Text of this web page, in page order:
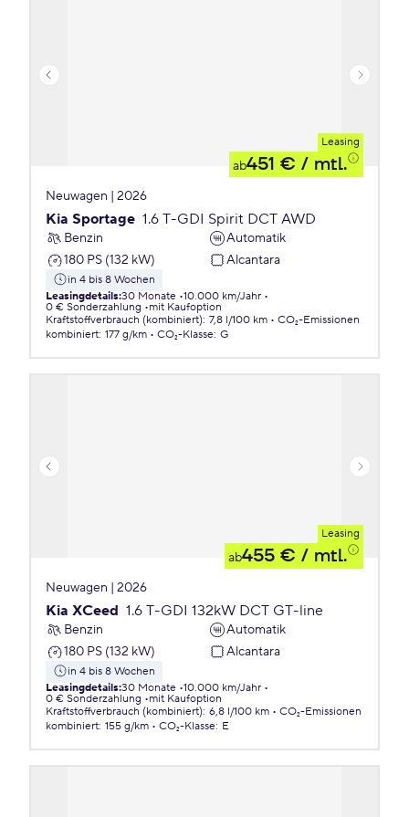
Leasing
ab451 € / mtl.
Neuwagen | 2026
Kia Sportage 1.6 T-GDI Spirit DCT AWD
Benzin
Automatik
180 PS (132 kW)
Alcantara
in 4 bis 8 Wochen
Leasingdetails:30 Monate 10.000 km/Jahr
0 € Sonderzahlung
mit Kaufoption
Kraftstoffverbrauch (kombiniert): 7,8 l/100 km
CO₂-Emissionen
kombiniert: 177 g/km CO₂-Klasse: G
Leasing
ab455 € / mtl.
Neuwagen | 2026
Kia XCeed 1.6 T-GDI 132kW DCT GT-line
Benzin
Automatik
180 PS (132 kW)
Alcantara
in 4 bis 8 Wochen
Leasingdetails:30 Monate 10.000 km/Jahr
0 € Sonderzahlung
mit Kaufoption
Kraftstoffverbrauch (kombiniert): 6,8 l/100 km
CO₂-Emissionen
kombiniert: 155 g/km CO₂-Klasse: E